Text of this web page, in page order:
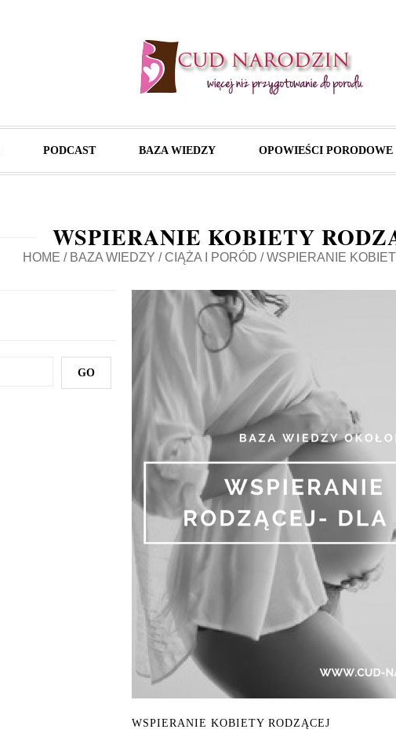
PODCAST BAZA WIEDZY OPOWIEŚCI PORODOWE
WSPIERANIE KOBIETY
HOME / BAZA WIEDZY / CIĄŻA I PORÓD / WSPIERANIE
WSPIERANIE KOBIETY RODZĄCEJ